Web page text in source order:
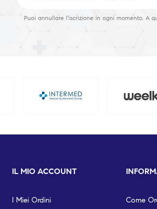
Puoi annullare l'iscrizione in ogni momento. A
IL MIO ACCOUNT
I Miei Ordini Come